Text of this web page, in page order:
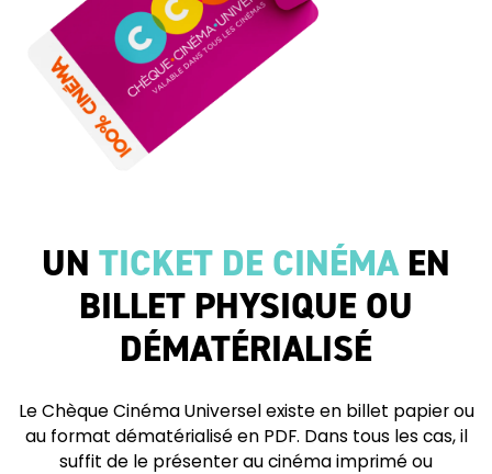
UN TICKET DE CINÉMAEN
BILLET PHYSIQUE OU
DÉMATÉRIALISÉ
Le Chèque Cinéma Universel existe en billet papier ou
au format dématérialisé en PDF. Dans tous les cas, il
suffit de le présenter au cinéma imprimé ou